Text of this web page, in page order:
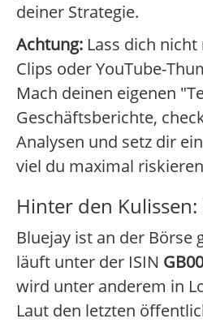
deiner Strategie.
Achtung: Lass dich
Clips oder YouTube-
Mach deinen eigenen
Geschäftsberichte,
Analysen und setz dir
viel du maximal
Hinter den
Bluejay ist an der Börse
läuft unter der ISIN
wird unter anderem in
Laut den letzten